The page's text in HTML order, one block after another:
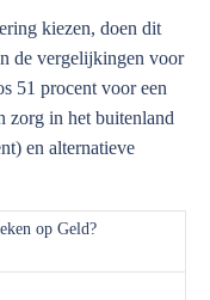
kiezen, doen dit
de vergelijkingen voor
51 procent voor een
zorg in het buitenland
en alternatieve
op Geld?